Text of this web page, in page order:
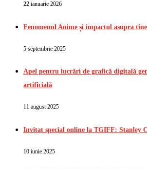
22 ianuarie 2026
Fenomenul Anime și impactul asupra
5 septembrie 2025
Apel pentru lucrări de grafică digitală
artificială
11 august 2025
Invitat special online la TGIFF: Stanley
10 iunie 2025